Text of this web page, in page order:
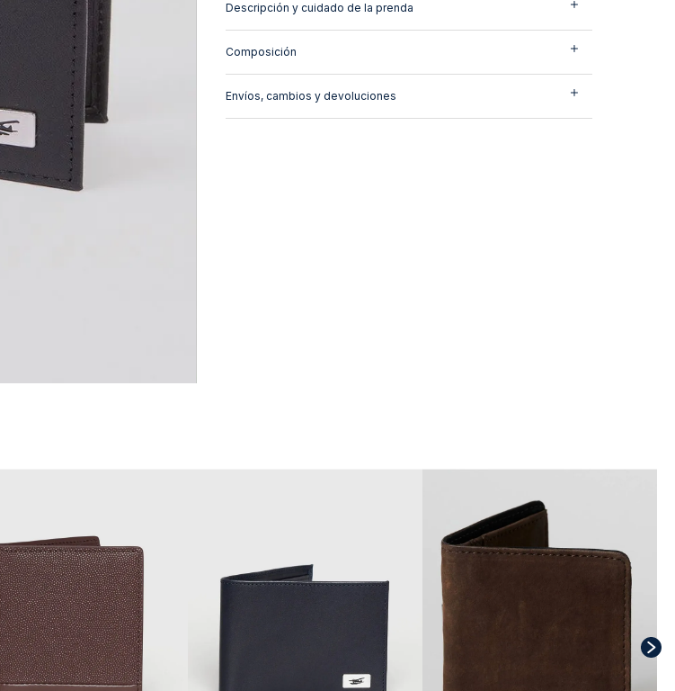
Descripción y cuidado de la prenda
Composición
Envíos, cambios y devoluciones